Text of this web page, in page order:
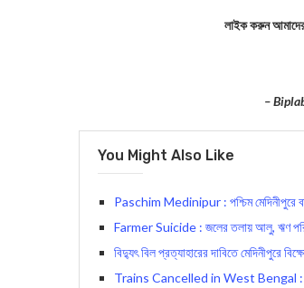
লাইক করুন
–
You Might Also Like
Paschim Medinipur : পশ্চিম মেদিনীপুরে
Farmer Suicide : জলের তলায় আলু, ঋণ
বিদ্যুৎ বিল প্রত্যাহারের দাবিতে মেদিনীপুরে
Trains Cancelled in West Bengal :